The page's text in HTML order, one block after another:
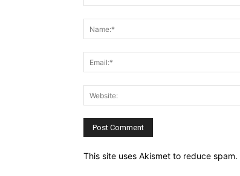
This site uses Akismet to reduce spam.